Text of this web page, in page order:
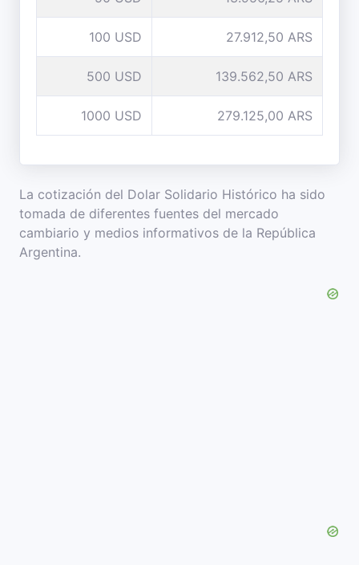
100 USD 27.912,50 ARS
500 USD 139.562,50 ARS
1000 USD 279.125,00 ARS
La cotización del Dolar Solidario Histórico ha sido
tomada de diferentes fuentes del mercado
cambiario y medios informativos de la República
Argentina.